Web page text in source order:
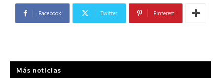
Facebook Twitter Pinterest
Más noticias